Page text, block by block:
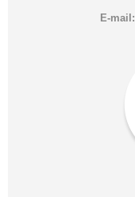
E-mail: